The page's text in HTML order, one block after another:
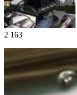
2 163